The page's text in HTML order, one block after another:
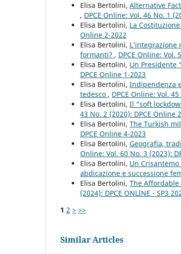
Elisa Bertolini, Alternative
, DPCE Online: Vol. 46 No. 1
Elisa Bertolini, La
Online 2-2022
Elisa Bertolini,
formanti? , DPCE Online: Vol.
Elisa Bertolini, Un Presidente
DPCE Online 1-2023
Elisa Bertolini, Indipendenza
tedesco , DPCE Online: Vol.
Elisa Bertolini, Il “soft
43 No. 2 (2020): DPCE Online
Elisa Bertolini, The Turkish
DPCE Online 4-2023
Elisa Bertolini, Geografia,
Online: Vol. 60 No. 3 (2023):
Elisa Bertolini, Un
abdicazione e successione
Elisa Bertolini, The
(2024): DPCE ONLINE - SP3
1 2 > >>
Similar Articles